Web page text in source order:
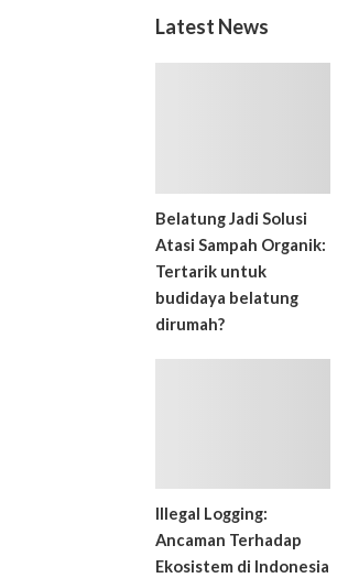
Latest News
Belatung Jadi Solusi
Atasi Sampah Organik:
Tertarik untuk
budidaya belatung
dirumah?
Illegal Logging:
Ancaman Terhadap
Ekosistem di Indonesia